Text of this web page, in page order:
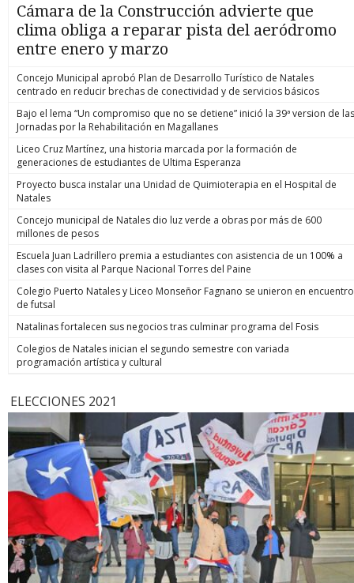
Cámara de la Construcción advierte que
clima obliga a reparar pista del aeródromo
entre enero y marzo
Concejo Municipal aprobó Plan de Desarrollo Turístico de Natales
centrado en reducir brechas de conectividad y de servicios básicos
Bajo el lema “Un compromiso que no se detiene” inició la 39ª version de las
Jornadas por la Rehabilitación en Magallanes
Liceo Cruz Martínez, una historia marcada por la formación de
generaciones de estudiantes de Ultima Esperanza
Proyecto busca instalar una Unidad de Quimioterapia en el Hospital de
Natales
Concejo municipal de Natales dio luz verde a obras por más de 600
millones de pesos
Escuela Juan Ladrillero premia a estudiantes con asistencia de un 100% a
clases con visita al Parque Nacional Torres del Paine
Colegio Puerto Natales y Liceo Monseñor Fagnano se unieron en encuentro
de futsal
Natalinas fortalecen sus negocios tras culminar programa del Fosis
Colegios de Natales inician el segundo semestre con variada
programación artística y cultural
ELECCIONES 2021